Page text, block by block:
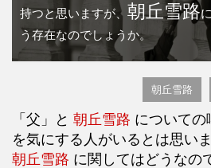
持つと思いますが、 朝丘雪路
う存在なのでしょうか。
朝丘雪路
「父」と 朝丘雪路 についての
を気にする人がいるとは思いま
朝丘雪路 に関してはどうなの